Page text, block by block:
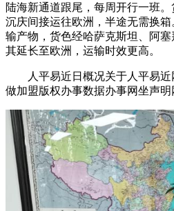
陆海新通道跟尾，每周开行一班
沉庆间接运往欧洲，半途无需换
输产物，货色经哈萨克斯坦、阿
其延长至欧洲，运输时效更高。
人平易近日概况关于人平易近
做加盟版权办事数据办事网坐声明